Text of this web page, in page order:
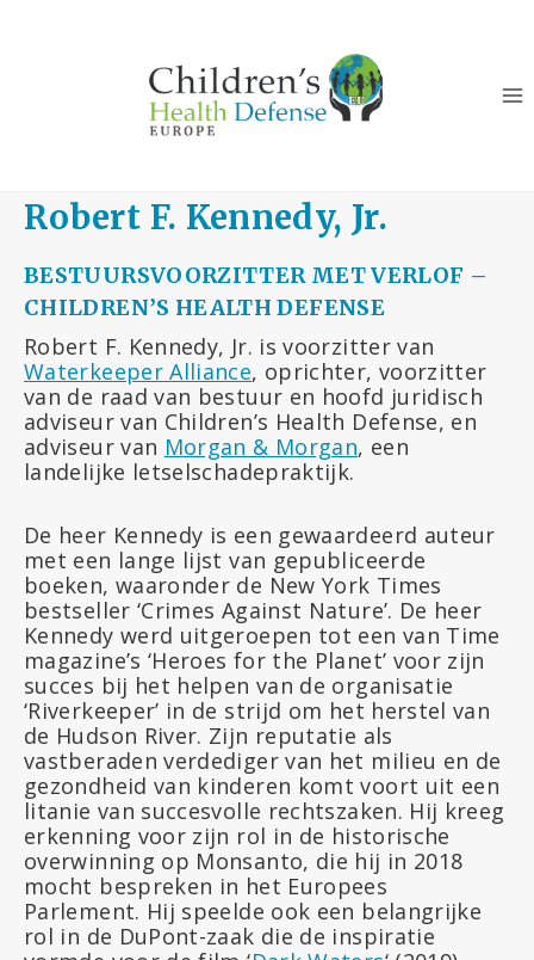
Robert F. Kennedy, Jr.
BESTUURSVOORZITTER MET VERLOF –
CHILDREN’S HEALTH DEFENSE
Robert F. Kennedy, Jr. is voorzitter van
Waterkeeper Alliance, oprichter, voorzitter
van de raad van bestuur en hoofd juridisch
adviseur van Children’s Health Defense, en
adviseur van Morgan & Morgan, een
landelijke letselschadepraktijk.
De heer Kennedy is een gewaardeerd auteur
met een lange lijst van gepubliceerde
boeken, waaronder de New York Times
bestseller ‘Crimes Against Nature’. De heer
Kennedy werd uitgeroepen tot een van Time
magazine’s ‘Heroes for the Planet’ voor zijn
succes bij het helpen van de organisatie
‘Riverkeeper’ in de strijd om het herstel van
de Hudson River. Zijn reputatie als
vastberaden verdediger van het milieu en de
gezondheid van kinderen komt voort uit een
litanie van succesvolle rechtszaken. Hij kreeg
erkenning voor zijn rol in de historische
overwinning op Monsanto, die hij in 2018
mocht bespreken in het Europees
Parlement. Hij speelde ook een belangrijke
rol in de DuPont-zaak die de inspiratie